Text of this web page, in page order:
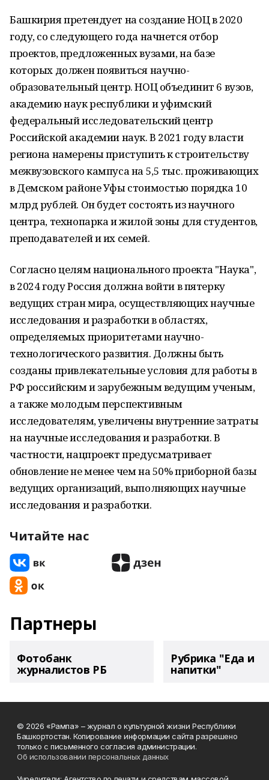
Башкирия претендует на создание НОЦ в 2020
году, со следующего года начнется отбор
проектов, предложенных вузами, на базе
которых должен появиться научно-
образовательный центр. НОЦ объединит 6 вузов,
академию наук республики и уфимский
федеральный исследовательский центр
Российской академии наук. В 2021 году власти
региона намерены приступить к строительству
межвузовского кампуса на 5,5 тыс. проживающих
в Демском районе Уфы стоимостью порядка 10
млрд рублей. Он будет состоять из научного
центра, технопарка и жилой зоны для студентов,
преподавателей и их семей.
Согласно целям национального проекта "Наука",
в 2024 году Россия должна войти в пятерку
ведущих стран мира, осуществляющих научные
исследования и разработки в областях,
определяемых приоритетами научно-
технологического развития. Должны быть
созданы привлекательные условия для работы в
РФ российским и зарубежным ведущим ученым,
а также молодым перспективным
исследователям, увеличены внутренние затраты
на научные исследования и разработки. В
частности, нацпроект предусматривает
обновление не менее чем на 50% приборной базы
ведущих организаций, выполняющих научные
исследования и разработки.
Читайте нас
Партнеры
Фотобанк
журналистов РБ
Рубрика "Еда и
напитки"
© 2026 «Рампа» – журнал о культурной жизни Республики
Башкортостан. Копирование информации сайта разрешено
только с письменного согласия администрации.
Об использовании персональных данных